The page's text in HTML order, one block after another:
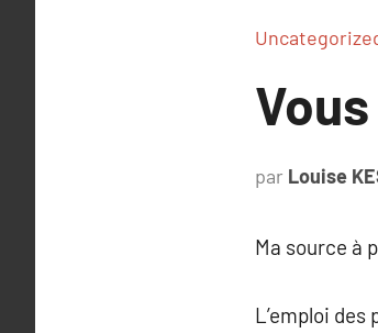
par Louise
Ma source à
L’emploi